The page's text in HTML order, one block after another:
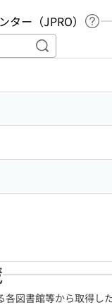
ー（JPRO）
ヘ
キーワードで
図書館等から取得し